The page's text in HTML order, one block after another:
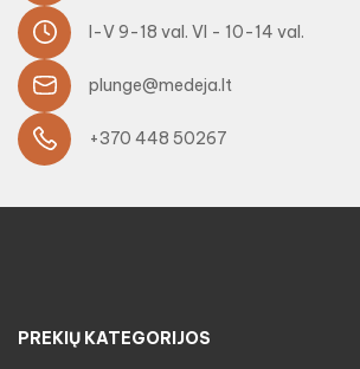
I-V 9-18 val. VI - 10-14 val.
plunge@medeja.lt
+370 448 50267
PREKIŲ KATEGORIJOS